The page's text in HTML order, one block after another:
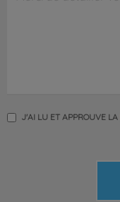
J'AI LU ET APPROUVE LA